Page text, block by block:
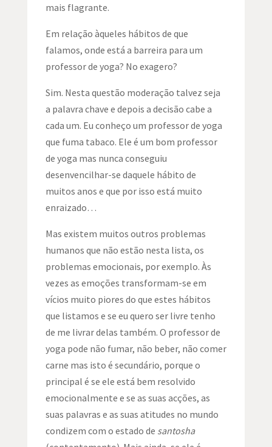
mais flagrante.
Em relação àqueles hábitos de que
falamos, onde está a barreira para um
professor de yoga? No exagero?
Sim. Nesta questão moderação talvez seja
a palavra chave e depois a decisão cabe a
cada um. Eu conheço um professor de yoga
que fuma tabaco. Ele é um bom professor
de yoga mas nunca conseguiu
desenvencilhar-se daquele hábito de
muitos anos e que por isso está muito
enraizado…
Mas existem muitos outros problemas
humanos que não estão nesta lista, os
problemas emocionais, por exemplo. Às
vezes as emoções transformam-se em
vícios muito piores do que estes hábitos
que listamos e se eu quero ser livre tenho
de me livrar delas também. O professor de
yoga pode não fumar, não beber, não comer
carne mas isto é secundário, porque o
principal é se ele está bem resolvido
emocionalmente e se as suas acções, as
suas palavras e as suas atitudes no mundo
condizem com o estado de santosha